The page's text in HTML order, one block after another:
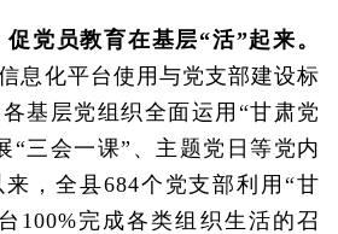
党员教育在基层“活”起来。
息化平台使用与党支部建设标
基层党组织全面运用“甘肃党
“三会一课”、主题党日等党内
，全县684个党支部利用“甘
100%完成各类组织生活的召